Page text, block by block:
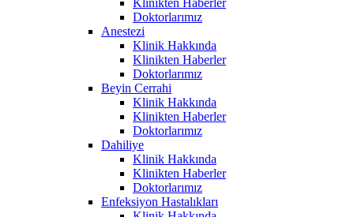
Doktorlarımız
Anestezi
Klinik Hakkında
Klinikten Haberler
Doktorlarımız
Beyin Cerrahi
Klinik Hakkında
Klinikten Haberler
Doktorlarımız
Dahiliye
Klinik Hakkında
Klinikten Haberler
Doktorlarımız
Enfeksiyon Hastalıkları